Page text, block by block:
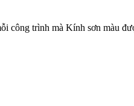
công trình mà Kính sơn màu